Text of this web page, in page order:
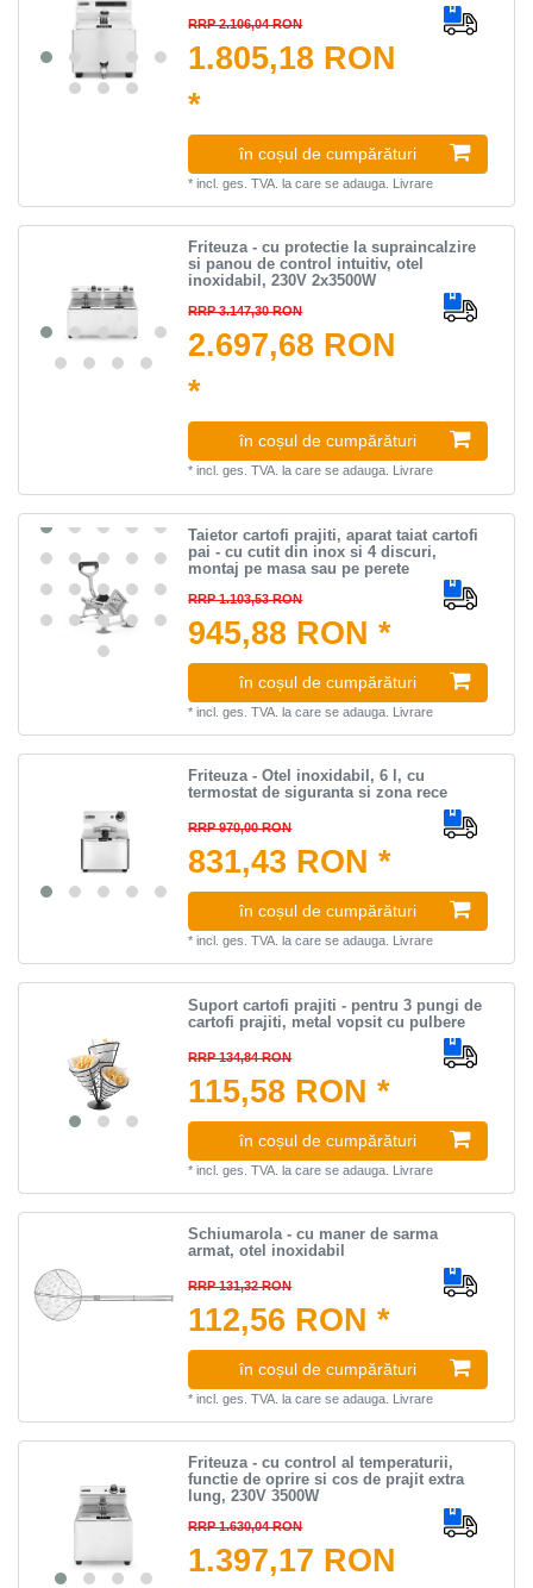
RRP 2.106,04 RON
1.805,18 RON
*
în coșul de cumpărături
*incl. ges. TVA. la care se adauga. Livrare
Friteuza - cu protectie la supraincalzire
si panou de control intuitiv, otel
inoxidabil, 230V 2x3500W
RRP 3.147,30 RON
2.697,68 RON
*
în coșul de cumpărături
*incl. ges. TVA. la care se adauga. Livrare
Taietor cartofi prajiti, aparat taiat cartofi
pai - cu cutit din inox si 4 discuri,
montaj pe masa sau pe perete
RRP 1.103,53 RON
945,88 RON *
în coșul de cumpărături
*incl. ges. TVA. la care se adauga. Livrare
Friteuza - Otel inoxidabil, 6 l, cu
termostat de siguranta si zona rece
RRP 970,00 RON
831,43 RON *
în coșul de cumpărături
*incl. ges. TVA. la care se adauga. Livrare
Suport cartofi prajiti - pentru 3 pungi de
cartofi prajiti, metal vopsit cu pulbere
RRP 134,84 RON
115,58 RON *
în coșul de cumpărături
*incl. ges. TVA. la care se adauga. Livrare
Schiumarola - cu maner de sarma
armat, otel inoxidabil
RRP 131,32 RON
112,56 RON *
în coșul de cumpărături
*incl. ges. TVA. la care se adauga. Livrare
Friteuza - cu control al temperaturii,
functie de oprire si cos de prajit extra
lung, 230V 3500W
RRP 1.630,04 RON
1.397,17 RON